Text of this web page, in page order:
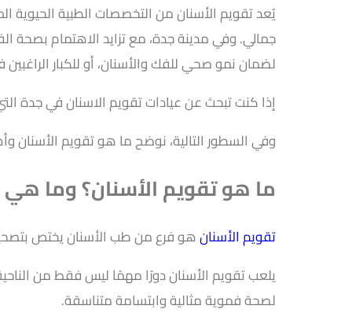
يُعد تقويم الأسنان من التخصصات الطبية
جمالي. وفي مدينة جدة، مع تزايد الاهتمام بصحة
لضمان نمو صحي للفك والأسنان، أو للكبار
إذا كنت تبحث عن عيادات تقويم الاسنان في جدة
وفي السطور التالية، نوضح ما هو تقويم الأسنان
ما هو تقويم الأسنان؟ وما
تقويم الأسنانهو فرع من طب الأسنان يختص
يلعب تقويم الأسنان دورًا مهمًا ليس فقط من
لصحة فموية مثالية وابتسامة متناسقة.